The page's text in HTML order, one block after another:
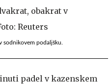
sodnikovem podaljšku.
padel v kazenskem